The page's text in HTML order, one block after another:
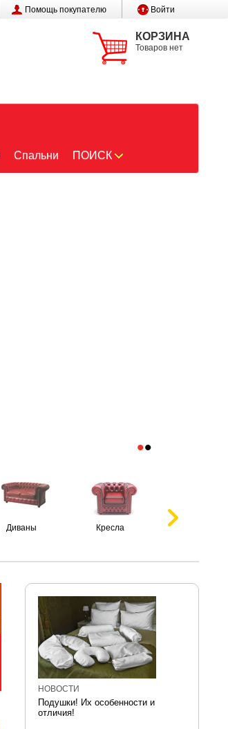
Помощь покупателю Войти
КОРЗИНА
Товаров нет
Спальни ПОИСК
••
Диваны Кресла
НОВОСТИ
Подушки! Их особенности и
отличия!